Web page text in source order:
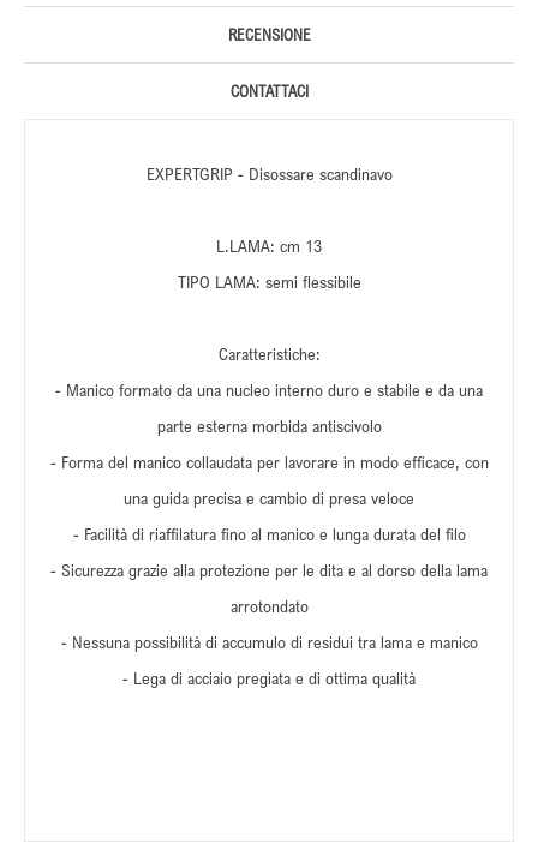
RECENSIONE
CONTATTACI
EXPERTGRIP - Disossare scandinavo
L.LAMA: cm 13
TIPO LAMA: semi flessibile
Caratteristiche:
- Manico formato da una nucleo interno duro e stabile e da una
parte esterna morbida antiscivolo
- Forma del manico collaudata per lavorare in modo efficace, con
una guida precisa e cambio di presa veloce
- Facilità di riaffilatura fino al manico e lunga durata del filo
- Sicurezza grazie alla protezione per le dita e al dorso della lama
arrotondato
- Nessuna possibilità di accumulo di residui tra lama e manico
- Lega di acciaio pregiata e di ottima qualità